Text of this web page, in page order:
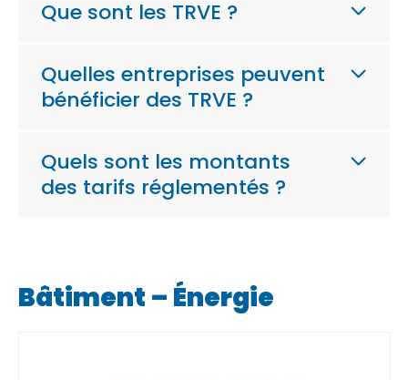
Que sont les TRVE ?
Quelles entreprises peuvent
bénéficier des TRVE ?
Quels sont les montants
des tarifs réglementés ?
Bâtiment – Énergie